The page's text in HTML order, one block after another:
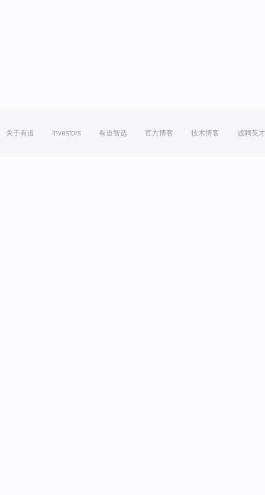
关于有道 Investors 有道智选 官方博客 技术博客 诚聘英才